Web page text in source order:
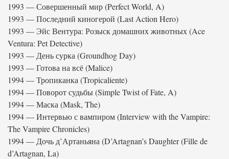
1993 — Совершенный мир (Perfect World, A)
1993 — Последний киногерой (Last Action Hero)
1993 — Эйс Вентура: Розыск домашних животных (Ace
Ventura: Pet Detective)
1993 — День сурка (Groundhog Day)
1993 — Готова на всё (Malice)
1994 — Тропиканка (Tropicaliente)
1994 — Поворот судьбы (Simple Twist of Fate, A)
1994 — Маска (Mask, The)
1994 — Интервью с вампиром (Interview with the Vampire:
The Vampire Chronicles)
1994 — Дочь д’Артаньяна (D’Artagnan’s Daughter (Fille de
d’Artagnan, La)